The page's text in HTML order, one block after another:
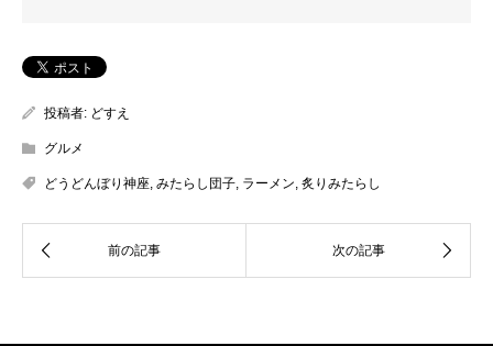
投稿者: どすえ
グルメ
どうどんぼり神座, みたらし団子, ラーメン, 炙りみたらし